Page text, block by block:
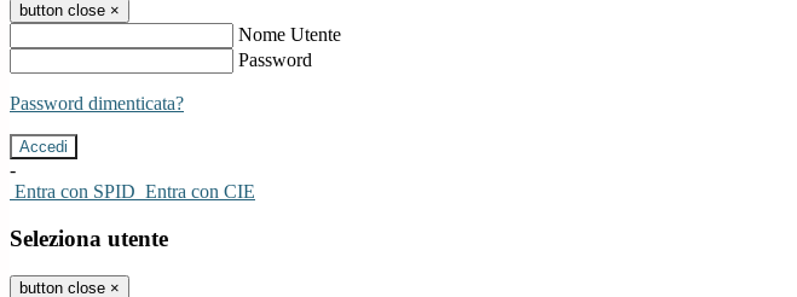
button close ×
Nome Utente
Password
Password dimenticata?
-
Entra con SPID Entra con CIE
Seleziona utente
button close ×